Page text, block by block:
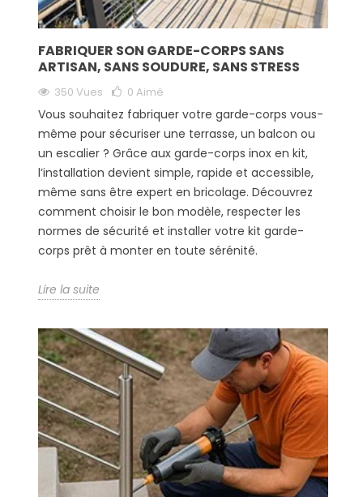
FABRIQUER SON GARDE-CORPS SANS
ARTISAN, SANS SOUDURE, SANS STRESS
350 Vues 0 Aimé
Vous souhaitez fabriquer votre garde-corps vous-
même pour sécuriser une terrasse, un balcon ou
un escalier ? Grâce aux garde-corps inox en kit,
l’installation devient simple, rapide et accessible,
même sans être expert en bricolage. Découvrez
comment choisir le bon modèle, respecter les
normes de sécurité et installer votre kit garde-
corps prêt à monter en toute sérénité.
Lire la suite